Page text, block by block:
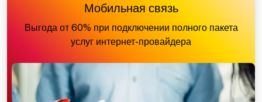
Мобильная связь
Выгода от 60% при подключении полного пакета
услуг интернет-провайдера